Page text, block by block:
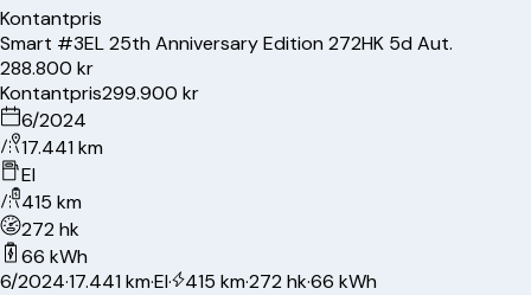
Kontantpris
Smart #3EL 25th Anniversary Edition 272HK 5d Aut.
288.800 kr
Kontantpris299.900 kr
6/2024
17.441 km
El
415 km
272 hk
66 kWh
6/2024·17.441 km·El· 415 km·272 hk·66 kWh